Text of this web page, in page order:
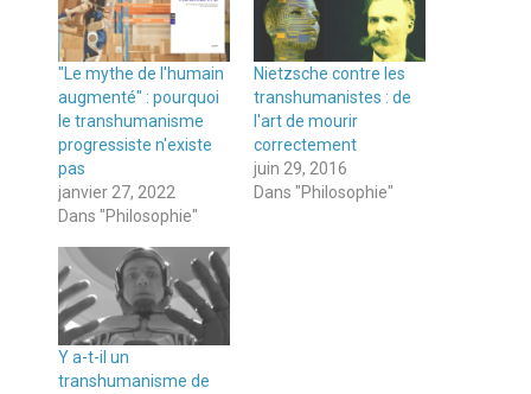
"Le mythe de l'humain
augmenté" : pourquoi
le transhumanisme
progressiste n'existe
pas
janvier 27, 2022
Dans "Philosophie"
Nietzsche contre les
transhumanistes : de
l'art de mourir
correctement
juin 29, 2016
Dans "Philosophie"
Y a-t-il un
transhumanisme de